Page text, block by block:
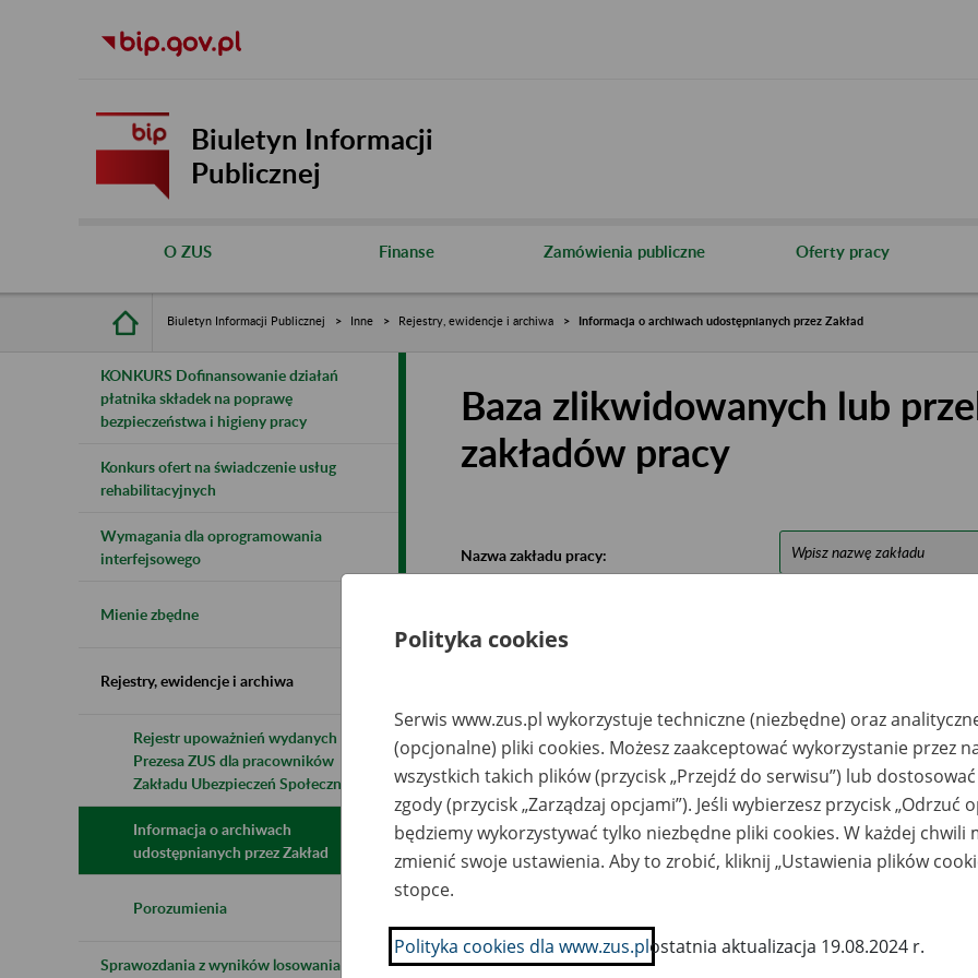
Biuletyn Informacji
Publicznej
O ZUS Finanse Zamówienia publiczne Oferty pracy
Biuletyn Informacji Publicznej Inne Rejestry, ewidencje i archiwa Informacja o archiwach udostępnianych przez Zakład
KONKURS Dofinansowanie działań
płatnika składek na poprawę
bezpieczeństwa i higieny pracy
Konkurs ofert na świadczenie usług
rehabilitacyjnych
Wymagania dla oprogramowania
interfejsowego
Mienie zbędne
Rejestry, ewidencje i archiwa
Rejestr upoważnień wydanych przez
Prezesa ZUS dla pracowników
Zakładu Ubezpieczeń Społecznych
Informacja o archiwach
udostępnianych przez Zakład
Porozumienia
Sprawozdania z wyników losowania do
Baza zlikwidowanych lub
zakładów pracy
Nazwa zakładu pracy:
Nazwa
zlikwidowanego
zakładu pracy
Miejsce
przechowywania
dokumentów
Nr zespołu akt w
archiwum
państwowym
Daty
RCI Sp. z o.o. w
PAST ACTUM Spółka
telefon: 500 068 990
e-mail:
biuro@pastactum.pl
Polityka cookies
Serwis www.zus.pl wykorzystuje techniczne (niezbędne) oraz
(opcjonalne) pliki cookies. Możesz zaakceptować wykorzystanie przez
wszystkich takich plików (przycisk „Przejdź do serwisu”) lub
zgody (przycisk „Zarządzaj opcjami”). Jeśli wybierzesz przycisk „Odrzuć
będziemy wykorzystywać tylko niezbędne pliki cookies. W każdej chwili
zmienić swoje ustawienia. Aby to zrobić, kliknij „Ustawienia plików
stopce.
Polityka cookies dla www.zus.plostatnia aktualizacja 19.08.2024 r.